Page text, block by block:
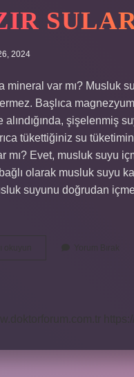
2024
mineral var mı? Musluk
Başlıca
alındığında, şişelenmiş
tükettiğiniz su
mı? Evet, musluk suyu
olarak musluk suyu
suyunu doğrudan